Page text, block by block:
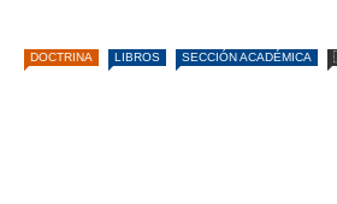
DOCTRINA LIBROS SECCIÓN ACADÉMICA